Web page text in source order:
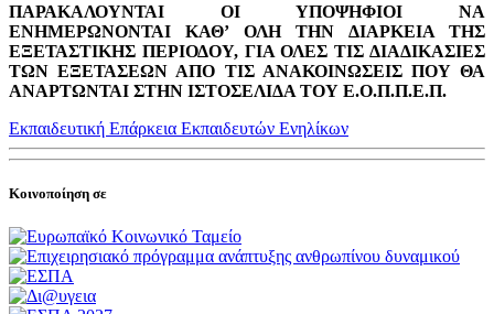
ΠΑΡΑΚΑΛΟΥΝΤΑΙ ΟΙ ΥΠΟΨΗΦΙΟΙ ΝΑ
ΕΝΗΜΕΡΩΝΟΝΤΑΙ ΚΑΘ’ ΟΛΗ ΤΗΝ ΔΙΑΡΚΕΙΑ ΤΗΣ
ΕΞΕΤΑΣΤΙΚΗΣ ΠΕΡΙΟΔΟΥ, ΓΙΑ ΟΛΕΣ ΤΙΣ ΔΙΑΔΙΚΑΣΙΕΣ
ΤΩΝ ΕΞΕΤΑΣΕΩΝ ΑΠΟ ΤΙΣ ΑΝΑΚΟΙΝΩΣΕΙΣ ΠΟΥ ΘΑ
ΑΝΑΡΤΩΝΤΑΙ ΣΤΗΝ ΙΣΤΟΣΕΛΙΔΑ ΤΟΥ Ε.Ο.Π.Π.Ε.Π.
Εκπαιδευτική Επάρκεια Εκπαιδευτών Ενηλίκων
Κοινοποίηση σε